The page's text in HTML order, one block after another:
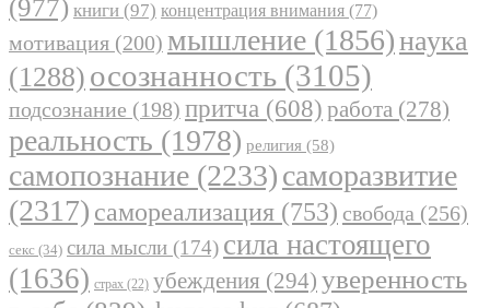
(977) книги (97) концентрация внимания (77)
мотивация (200) мышление (1856)наука
(1288) осознанность (3105)
подсознание (198) притча (608) работа (278)
реальность (1978) религия (58)
самопознание (2233)саморазвитие
(2317) самореализация (753) свобода (256)
секс (34) сила мысли (174) сила настоящего
(1636) страх (22) убеждения (294) уверенность